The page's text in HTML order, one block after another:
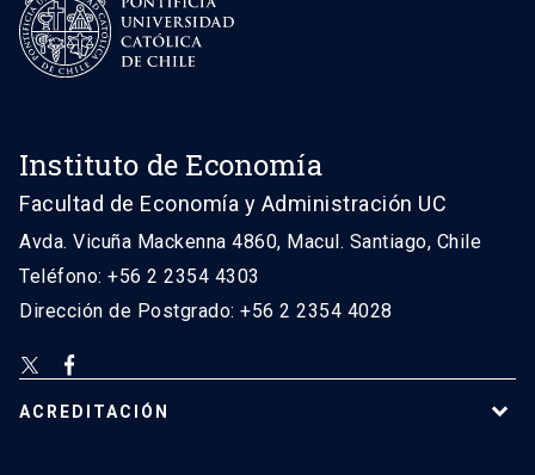
Instituto de Economía
Facultad de Economía y Administración UC
Avda. Vicuña Mackenna 4860, Macul. Santiago, Chile
Teléfono: +56 2 2354 4303
Dirección de Postgrado: +56 2 2354 4028
ACREDITACIÓN